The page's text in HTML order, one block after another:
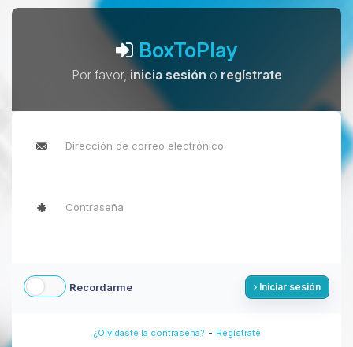
BoxToPlay
Por favor, inicia sesión o regístrate
Recordarme Iniciar sesión
¿Olvidaste la contraseña? - Regístrate